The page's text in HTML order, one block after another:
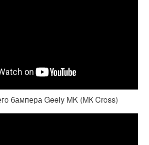
бампера Geely MK (MК Cross)